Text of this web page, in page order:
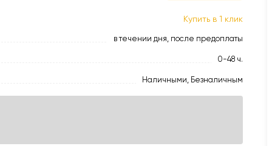
Купить в 1 клик
в течении дня, после предоплаты
0-48 ч.
Наличными, Безналичным